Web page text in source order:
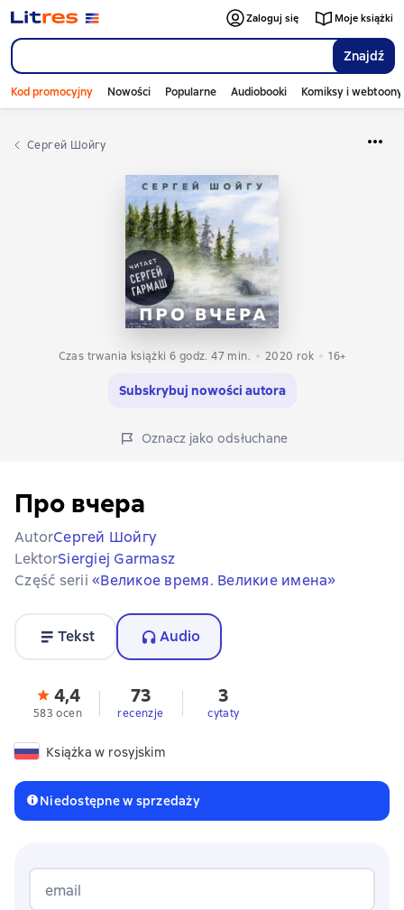
Znajdź
Zaloguj się Moje książki
Kod promocyjny Nowości Popularne Audiobooki Komiksy i webtoony
Сергей Шойгу
Czas trwania książki 6 godz. 47 min. 2020 rok 16+
Subskrybuj nowości autora
Oznacz jako odsłuchane
Про вчера
AutorСергей Шойгу
LektorSiergiej Garmasz
Część serii «Великое время. Великие имена»
Tekst Audio
4,4
583 ocen
73
recenzje
3
cytaty
Książka w rosyjskim
Niedostępne w sprzedaży
email